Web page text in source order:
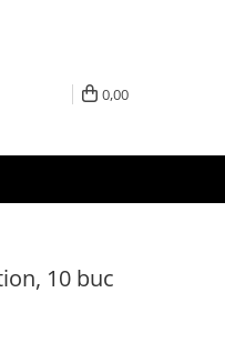
0,00
10 buc